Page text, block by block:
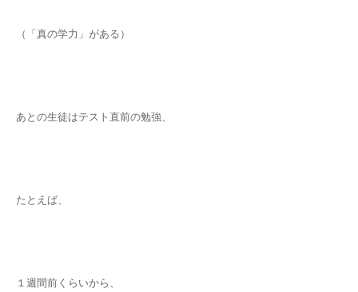
（「真の学力」がある）
あとの生徒はテスト直前の勉強、
たとえば、
１週間前くらいから、